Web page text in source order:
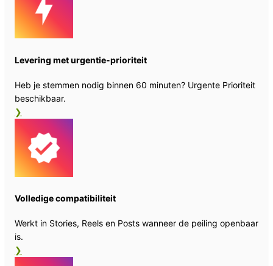
Levering met urgentie-prioriteit
Heb je stemmen nodig binnen 60 minuten? Urgente Prioriteit
beschikbaar.
❯
Volledige compatibiliteit
Werkt in Stories, Reels en Posts wanneer de peiling openbaar
is.
❯